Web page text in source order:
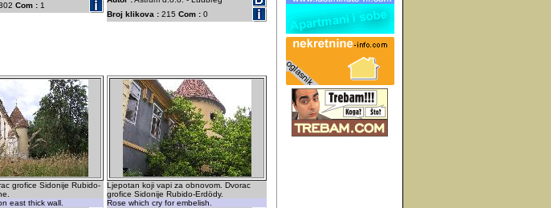
Com : 1
Broj klikova : 215 Com : 0
grofice Sidonije Rubido-
east thick wall.
Ljepotan koji vapi za obnovom. Dvorac
grofice Sidonije Rubido-Erdödy.
Rose which cry for embelish.